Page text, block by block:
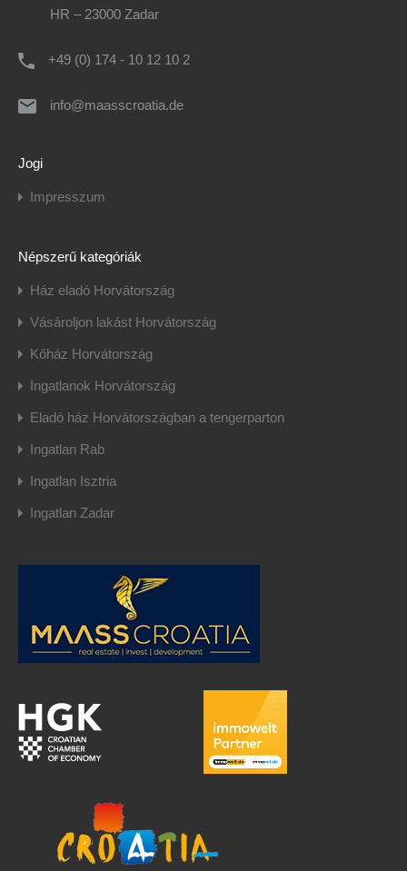
HR – 23000 Zadar
+49 (0) 174 - 10 12 10 2
info@maasscroatia.de
Jogi
Impresszum
Népszerű kategóriák
Ház eladó Horvátország
Vásároljon lakást Horvátország
Kőház Horvátország
Ingatlanok Horvátország
Eladó ház Horvátországban a tengerparton
Ingatlan Rab
Ingatlan Isztria
Ingatlan Zadar